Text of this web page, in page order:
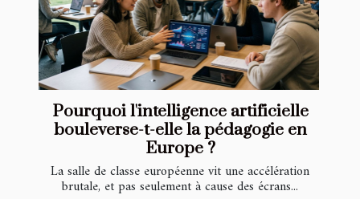
Pourquoi l'intelligence artificielle
bouleverse-t-elle la pédagogie en
Europe ?
La salle de classe européenne vit une accélération
brutale, et pas seulement à cause des écrans...